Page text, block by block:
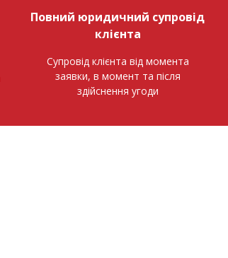
Повний юридичний супровід
клієнта
Супровід клієнта від момента
заявки, в момент та після
здійснення угоди